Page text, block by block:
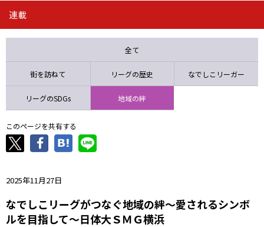
ニッパツ 石人の星
連載
全て
街を訪ねて リーグの歴史 なでしこリーガー
リーグのSDGs 地域の絆
このページを共有する
2025年11月27日
なでしこリーグがつなぐ地域の絆～愛されるシンボ
ルを目指して～日体大ＳＭＧ横浜